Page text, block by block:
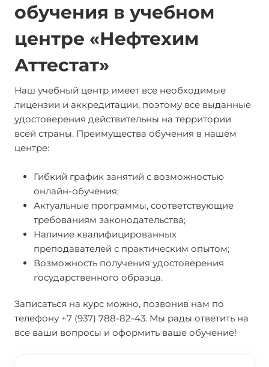
обучения в учебном
центре «Нефтехим
Аттестат»
Наш учебный центр имеет все необходимые
лицензии и аккредитации, поэтому все выданные
удостоверения действительны на территории
всей страны. Преимущества обучения в нашем
центре:
Гибкий график занятий с возможностью
онлайн-обучения;
Актуальные программы, соответствующие
требованиям законодательства;
Наличие квалифицированных
преподавателей с практическим опытом;
Возможность получения удостоверения
государственного образца.
Записаться на курс можно, позвонив нам по
телефону +7 (937) 788-82-43. Мы рады ответить на
все ваши вопросы и оформить ваше обучение!